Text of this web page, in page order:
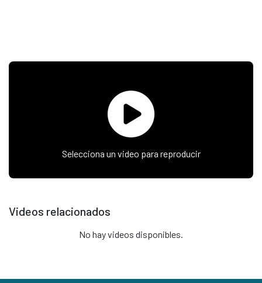
Selecciona un video para reproducir
Videos relacionados
No hay videos disponibles.